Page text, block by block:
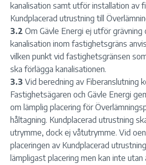
kanalisation samt utför installation av
Kundplacerad utrustning till
3.2 Om Gävle Energi ej utför grävning
kanalisation inom fastighetsgräns
vilken punkt vid fastighetsgränsen
ska förlägga kanalisationen.
3.3 Vid beredning av Fiberanslutning
Fastighetsägaren och Gävle Energi
om lämplig placering för
håltagning. Kundplacerad utrustning
utrymme, dock ej våtutrymme. Vid
placeringen av Kundplacerad
lämpligast placering men kan inte